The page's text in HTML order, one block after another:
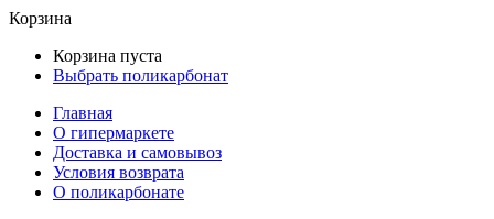
Корзина
Корзина пуста
Выбрать поликарбонат
Главная
О гипермаркете
Доставка и самовывоз
Условия возврата
О поликарбонате